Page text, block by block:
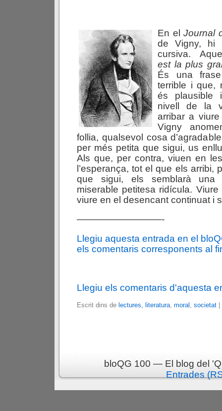
En elJournal
de Vigny, hi
cursiva.
est la plus gra
És una frase
terrible i que,
és plausible
nivell de la
arribar a
Vigny
follia, qualsevol cosa
per més petita que sigui, us
Als que, per contra, viuen en
l’esperança, tot el que els arribi,
que sigui, els semblarà una
miserable petitesa ridícula. Viure
viure en el desencant continuat i
—————————-
Llegiu aquesta entrada en el
els comentaris corresponents al
Llegiu els comentaris d'aquesta
Escrit dins de lectures, literatura, moral , societat
bloQG 100 — El blog del
Entrades